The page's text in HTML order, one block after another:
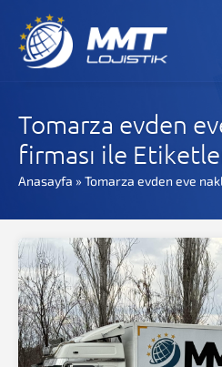
Tomarza evden
firması ile
Anasayfa » Tomarza evden eve